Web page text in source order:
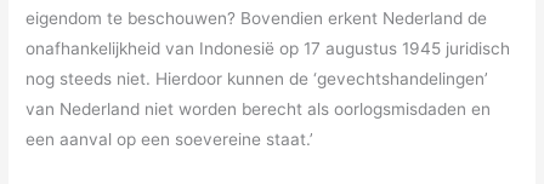
eigendom te beschouwen? Bovendien erkent Nederland de
onafhankelijkheid van Indonesië op 17 augustus 1945 juridisch
nog steeds niet. Hierdoor kunnen de ‘gevechtshandelingen’
van Nederland niet worden berecht als oorlogsmisdaden en
een aanval op een soevereine staat.’